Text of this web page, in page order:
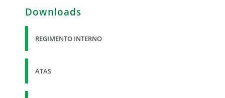
Downloads
REGIMENTO INTERNO
ATAS